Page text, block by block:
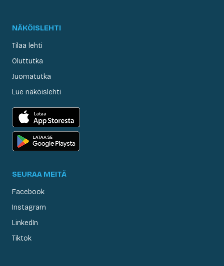
NÄKÖISLEHTI
Tilaa lehti
Oluttutka
Juomatutka
Lue näköislehti
SEURAA MEITÄ
Facebook
Instagram
LinkedIn
Tiktok